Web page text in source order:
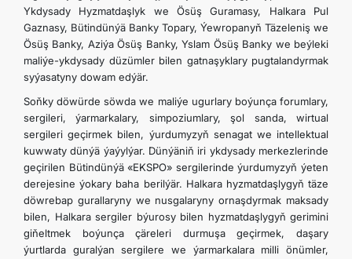
Ykdysady Hyzmatdaşlyk we Ösüş Guramasy, Halkara Pul
Gaznasy, Bütindünýä Banky Topary, Ýewropanyň Täzeleniş we
Ösüş Banky, Aziýa Ösüş Banky, Yslam Ösüş Banky we beýleki
maliýe-ykdysady düzümler bilen gatnaşyklary pugtalandyrmak
syýasatyny dowam edýär.
Soň­ky döwürde söwda we maliýe ugurlary boýunça forumlary,
sergileri, ýarmarkalary, simpoziumlary, şol sanda, wirtual
sergileri geçirmek bilen, ýurdumyzyň senagat we intellektual
kuwwaty dünýä ýaýylýar. Dünýäniň iri ykdysady merkezlerinde
geçirilen Bütindünýä «EKSPO» sergilerinde ýurdumyzyň ýeten
derejesine ýokary baha berilýär. Halkara hyzmatdaşlygyň täze
döwrebap gurallaryny we nusgalaryny ornaşdyrmak maksady
bilen, Halkara sergiler býurosy bilen hyzmatdaşlygyň gerimini
gi­ňeltmek boýunça çäreleri durmuşa geçirmek, daşary
ýurtlarda guralýan sergilere we ýarmarkalara milli önümler,